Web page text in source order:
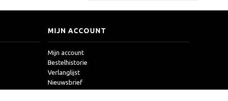
MIJN ACCOUNT
Mijn account
Bestelhistorie
Verlanglijst
Nieuwsbrief